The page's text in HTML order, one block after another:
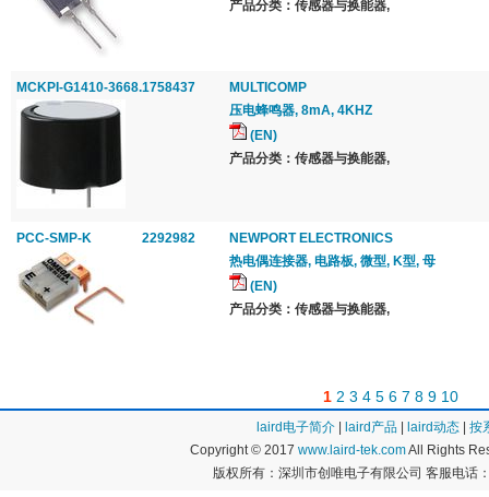
产品分类：传感器与换能器,
MCKPI-G1410-3668.1758437
MULTICOMP
压电蜂鸣器, 8mA, 4KHZ
(EN)
产品分类：传感器与换能器,
PCC-SMP-K 2292982
NEWPORT ELECTRONICS
热电偶连接器, 电路板, 微型, K型, 母
(EN)
产品分类：传感器与换能器,
1 2 3 4 5 6 7 8 9 10
laird电子简介 laird产品 laird动态
按
Copyright © 2017 www.laird-tek.comAll Rights
版权所有：深圳市创唯电子有限公司 客服电话